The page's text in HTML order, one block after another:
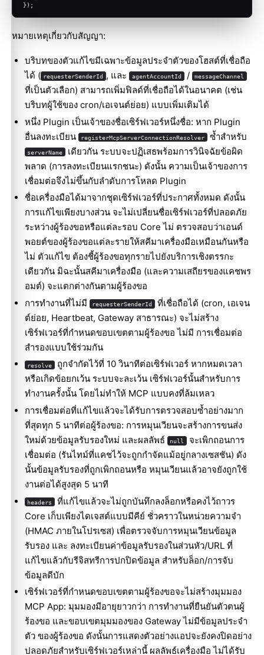
});
หมายเหตุเกี่ยวกับสัญญา:
บริบทของตัวแก้ไขมีเฉพาะข้อมูลประจำตัวของโฮสต์ที่เชื่อถือ
ได้ ( requesterSenderId , และ agentAccountId / messageChannel
ที่เป็นตัวเลือก) สามารถเพิ่มฟิลด์ที่เชื่อถือได้ในอนาคต (เช่น
บริบทผู้ใช้ของ cron/เอเจนต์ย่อย) แบบเพิ่มเติมได้
หนึ่ง Plugin เป็นเจ้าของชื่อเซิร์ฟเวอร์หนึ่งชื่อ: หาก Plugin
อื่นลงทะเบียน
registerMcpServerConnectionResolver ซ้ำสำหรับ
serverName
เดียวกัน ระบบจะปฏิเสธพร้อมการวินิจฉัยข้อผิด
พลาด (การลงทะเบียนแรกชนะ) ดังนั้น ความเป็นเจ้าของการ
เชื่อมต่อจึงไม่ขึ้นกับลำดับการโหลด Plugin
ชื่อเครื่องมือได้มาจากชุดเซิร์ฟเวอร์ที่ประกาศทั้งหมด ดังนั้น
การแก้ไขเพียงบางส่วน จะไม่เปลี่ยนชื่อเซิร์ฟเวอร์ที่ปลอดภัย
ระหว่างผู้ร้องขอหรือแต่ละรอบ Core ไม่ ตรวจสอบว่าเอนด์
พอยต์ของผู้ร้องขอแต่ละรายให้สคีมาเครื่องมือเหมือนกันหรือ
ไม่ ตัวแก้ไข ต้องชี้ผู้ร้องขอทุกรายไปยังบริการเชิงตรรกะ
เดียวกัน มิฉะนั้นสคีมาเครื่องมือ (และความเสถียรของแคชพร
อมต์) จะแตกต่างกันตามผู้ร้องขอ
การทำงานที่ไม่มี
requesterSenderId
ที่เชื่อถือได้ (cron, เอเจน
ต์ย่อย, Heartbeat, Gateway สาธารณะ) จะไม่สร้าง
เซิร์ฟเวอร์ที่กำหนดขอบเขตตามผู้ร้องขอ ไม่มี การเชื่อมต่อ
สำรองแบบใช้ร่วมกัน
resolve
ถูกจำกัดไว้ที่ 10 วินาทีต่อเซิร์ฟเวอร์ หากหมดเวลา
หรือเกิดข้อยกเว้น ระบบจะละเว้น เซิร์ฟเวอร์นั้นสำหรับการ
ทำงานครั้งนั้น โดยไม่ทำให้ MCP แบบคงที่ล้มเหลว
การเชื่อมต่อที่แก้ไขแล้วจะได้รับการตรวจสอบซ้ำอย่างมาก
ที่สุดทุก 5 นาทีต่อผู้ร้องขอ: การหมุนเวียนจะสร้างการขนส่ง
ใหม่ด้วยข้อมูลรับรองใหม่ และผลลัพธ์
null
จะเพิกถอนการ
เชื่อมต่อ (รันไทม์ที่แคชไว้จะถูกกำจัดแม้อยู่กลางเซสชัน) ดัง
นั้นข้อมูลรับรองที่ถูกเพิกถอนหรือ หมุนเวียนแล้วอาจยังถูกใช้
งานต่อได้สูงสุด 5 นาที
headers
ที่แก้ไขแล้วจะไม่ถูกบันทึกลงล็อกหรือคงไว้ถาวร
Core เก็บเพียงไดเจสต์แบบมีคีย์ ชั่วคราวในหน่วยความจำ
(HMAC ภายในโปรเซส) เพื่อตรวจจับการหมุนเวียนข้อมูล
รับรอง และ ลงทะเบียนค่าข้อมูลรับรองในส่วนหัว/URL ที่
แก้ไขแล้วกับรีจิสทรีการปกปิดข้อมูล สำหรับล็อก/การจับ
ข้อมูลดีบัก
เซิร์ฟเวอร์ที่กำหนดขอบเขตตามผู้ร้องขอจะไม่สร้างมุมมอง
MCP App: มุมมองมีอายุยาวกว่า การทำงานที่ยืนยันตัวตนผู้
ร้องขอ และขอบเขตมุมมองของ Gateway ไม่มีข้อมูลประจำ
ตัว ของผู้ร้องขอ ดังนั้นการแสดงตัวอย่างแอปจะยังคงปิดอย่าง
ปลอดภัยสำหรับเซิร์ฟเวอร์เหล่านี้ ผลลัพธ์เครื่องมือ ไม่ได้รับ